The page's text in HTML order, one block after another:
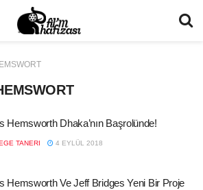
Hemsworth Dhaka’nın Başrolünde!
TANERI 4 EYLÜL 2018
Hemsworth Ve Jeff Bridges Yeni Bir Proje